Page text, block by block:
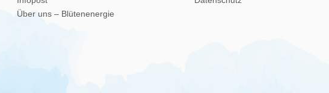
Über uns – Blütenenergie